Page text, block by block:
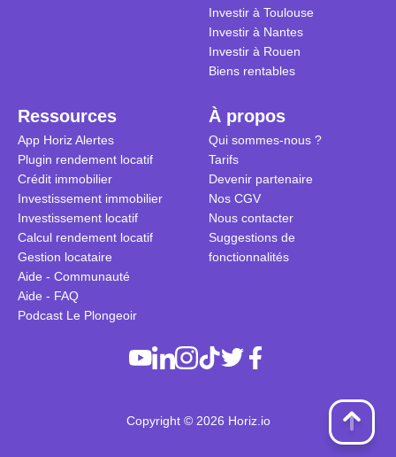
Investir à Toulouse
Investir à Nantes
Investir à Rouen
Biens rentables
Ressources
App Horiz Alertes
Plugin rendement locatif
Crédit immobilier
Investissement immobilier
Investissement locatif
Calcul rendement locatif
Gestion locataire
Aide - Communauté
Aide - FAQ
Podcast Le Plongeoir
À propos
Qui sommes-nous ?
Tarifs
Devenir partenaire
Nos CGV
Nous contacter
Suggestions de
fonctionnalités
Copyright © 2026 Horiz.io